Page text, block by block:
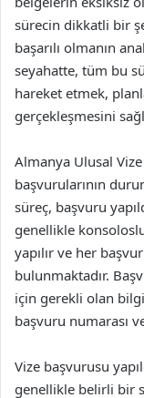
sürecin dikkatli bir
başarılı olmanın
seyahatte, tüm bu
hareket etmek,
gerçekleşmesini
Almanya Ulusal
başvurularının
süreç, başvuru
genellikle
yapılır ve her
bulunmaktadır.
için gerekli olan
başvuru numarası
Vize başvurusu
genellikle belirli bir